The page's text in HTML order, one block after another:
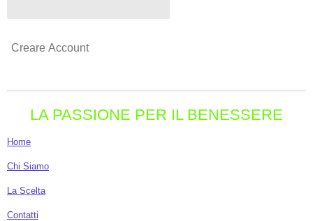
Creare Account
LA PASSIONE PER IL BENESSERE
Home
Chi Siamo
La Scelta
Contatti